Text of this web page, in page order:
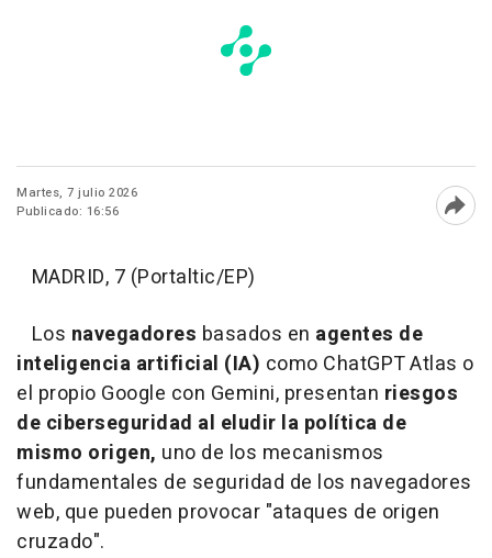
Martes, 7 julio 2026
Publicado: 16:56
MADRID, 7 (Portaltic/EP)
Los navegadores basados en agentes de
inteligencia artificial (IA) como ChatGPT Atlas o
el propio Google con Gemini, presentan riesgos
de ciberseguridad al eludir la política de
mismo origen, uno de los mecanismos
fundamentales de seguridad de los navegadores
web, que pueden provocar "ataques de origen
cruzado".